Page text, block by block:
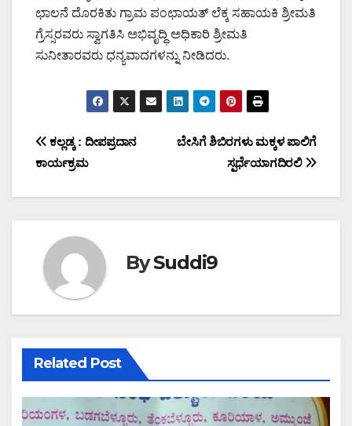
ಛಾಲನೆ ದೊರಕಿತು ಗ್ರಾಮ ಪಂಛಾಯತ್ ಲೆಕ್ಕ ಸಹಾಯಕಿ ಶ್ರೀಮತಿ
ಗ್ರೆಸ್ಸರವರು ಸ್ವಾಗತಿಸಿ ಅಭಿವೃದ್ಧಿ ಅಧಿಕಾರಿ ಶ್ರೀಮತಿ
ಸುನೀತಾರವರು ಧನ್ಯವಾದಗಳನ್ನು ನೀಡಿದರು.
Post
navigation
ಬೇಸಿಗೆ ಶಿಬಿರಗಳು ಮಕ್ಕಳ ಪಾಲಿಗೆ
ಸ್ಪರ್ಧೆಯಾಗದಿರಲಿ
ಕಲ್ಲಡ್ಕ : ದೀಪಪ್ರದಾನ
ಕಾರ್ಯಕ್ರಮ
BySuddi9
Related Post